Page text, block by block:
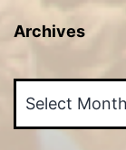
Archives